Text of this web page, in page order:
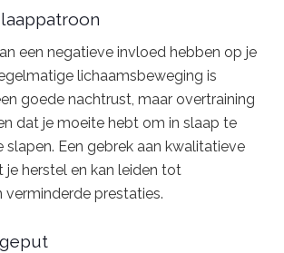
een negatieve invloed hebben op je
lichaamsbeweging is
goede nachtrust, maar overtraining
dat je moeite hebt om in slaap te
slapen. Een gebrek aan kwalitatieve
herstel en kan leiden tot
verminderde prestaties.